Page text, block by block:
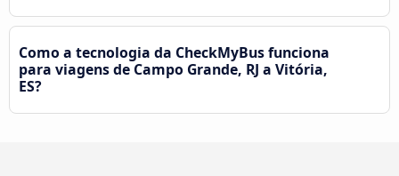
Como a tecnologia da CheckMyBus funciona
para viagens de Campo Grande, RJ a Vitória,
ES?